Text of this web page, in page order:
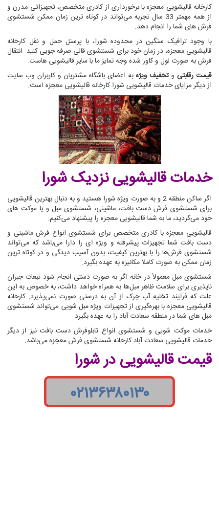
کارخانه قالیشویی معجزه با برخورداری از کادری متخصص، تجهیزاتی مدرن و
از همه مهمتر 33 سال تجربه می‌تواند در کوتاه ترین زمان ممکن شستشوی
فرش های شما را انجام دهد.
با وجود ترافیک سنگین در محدوده شورا، با پرسنل حمل و نقل کارخانه
قالیشویی معجزه، در زمان خود برای شستشوی قالی صرفه جویی کنید. انتقال
فرش به صورت لول و کاور شده وجه تمایز ما با سایر قالیشویی هاست.
قیمت رقابتی وتخفیف ویژه به اعضای باشگاه مشتریان و کاربران وب سایت
از دیگر مزایای خدمات قالیشویی شورا کارخانه قالیشویی معجزه است.
خدمات قالیشویی نزدیک شورا
اگر ساکن منطقه 2 و به صورت ویژه شورا هستید و به دنبال بهترین قالیشویی
برای شستشوی فرش دست بافت، ماشینی، شستشوی مبل و یا موکت های
خود می‌گردید، ما به شما قالیشویی معجزه را پیشنهاد می‌کنیم.
قالیشویی معجزه با کادری متخصص برای شستشوی انواع فرش ماشینی و
دست بافت شما تجهیزات پیشرفته و ویژه ای را دارا می‌باشد که می‌تواند
شستشوی فرش‌ها را با بهترین کیفیت، بدون آسیب دیدگی و در کوتاه ترین
زمان ممکن به صورت کاملا مکانیزه به عهده بگیرد.
شستشوی مبل معمولاً در خانه اگر به صورت دستی انجام شود تبعات جبران
ناپذیری برای سلامت ظاهر مبل‌ها به همراه خواهد داشت، به خصوص به این
علت که فرایند تخلیه آب چرک از آن به درستی صورت نمی‌پذیرد. کارخانه
قالیشویی معجزه با بهره‌گیری از تجهیزات ویژه مبل شویی می‌تواند شستشوی
مبل های شما در منطقه سعادت آباد را به عهده بگیرد.
خدمات موکت شویی و شستشوی انواع تابلوفرش دست بافت نیز از دیگر
خدمات قالیشویی سعادت آباد کارخانه شستشوی فرش معجزه می‌باشد.
قیمت قالیشویی در شورا
۰۲۱۳۶۳۸۰۱۳۰